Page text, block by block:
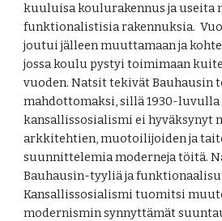
kuuluisa koulurakennus ja useita
funktionalistisia rakennuksia.
joutui jälleen muuttamaan ja
jossa koulu pystyi toimimaan
vuoden. Natsit tekivät Bauhausin
mahdottomaksi, sillä 1930-
kansallissosialismi ei hyväksynyt
arkkitehtien, muotoilijoiden ja
suunnittelemia moderneja töitä.
Bauhausin-tyyliä ja
Kansallissosialismi tuomitsi
modernismin synnyttämät